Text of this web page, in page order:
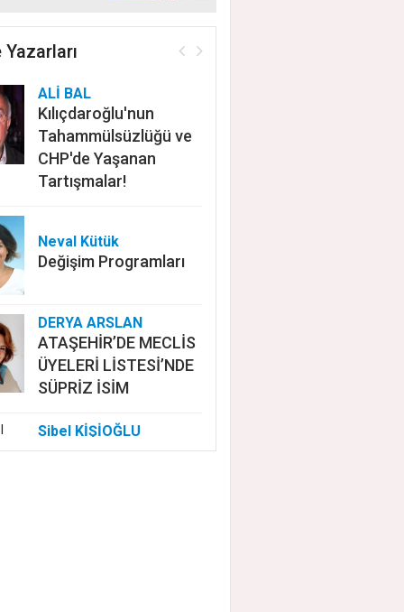
satış
Yazarları
ALİ BAL
Kılıçdaroğlu'nun
Tahammülsüzlüğü ve
CHP'de Yaşanan
Tartışmalar!
Neval Kütük
Değişim Programları
DERYA ARSLAN
ATAŞEHİR’DE MECLİS
ÜYELERİ LİSTESİ’NDE
SÜPRİZ İSİM
Sibel KİŞİOĞLU
EUROVISION'DA